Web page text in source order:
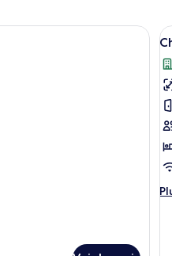
Coffres-forts dans les chambres,